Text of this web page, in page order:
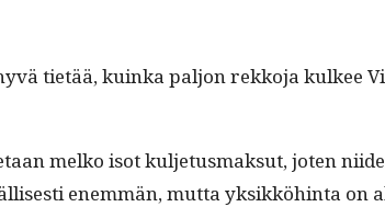
tietää, kuin­ka paljon rekko­ja kul­kee
melko isot kul­je­tus­mak­sut, joten
enem­män, mut­ta yksikköhin­ta on